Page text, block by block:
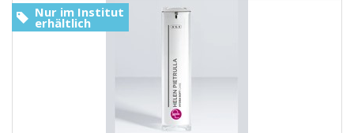
Nur im Institut
erhältlich